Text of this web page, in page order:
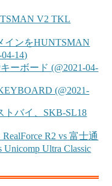
V2 TKL
ンをHUNTSMAN
14)
ーボード (@2021-04-
(@2021-
トバイ、SKB-SL18
R2 vs 富士通
Ultra Classic